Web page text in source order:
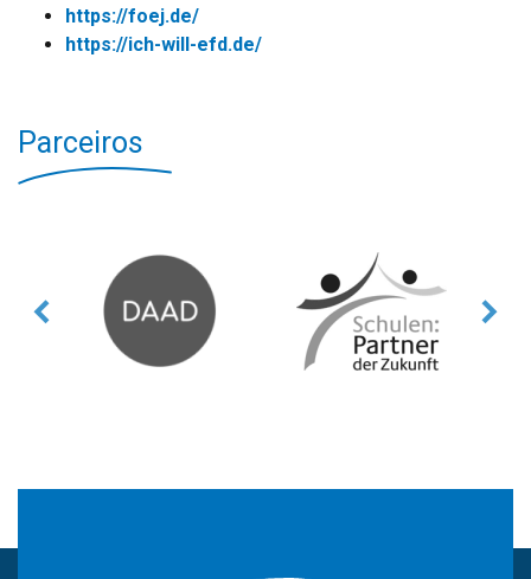
https://foej.de/
https://ich-will-efd.de/
Parceiros